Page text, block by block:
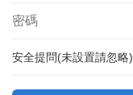
安全提問(未設置請忽略)